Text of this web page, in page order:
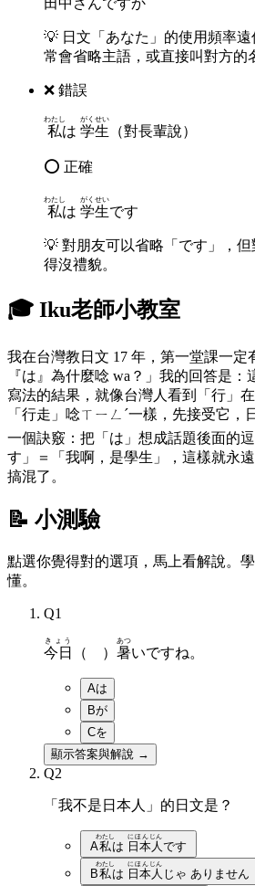
💡 日文「あなた」的使用頻率
常會省略主語，或直接叫對方的
❌ 錯誤
私
わたし
は 学生
がくせい
（對長輩說）
⭕ 正確
私
わたし
は 学生
がくせい
です
💡 對朋友可以省略「です」，
得沒禮貌。
🎓 Iku老師小教室
我在台灣教日文 17 年，第一堂課一定
『は』為什麼唸 wa？」我的回答是
寫法的結果，就像台灣人看到「行」
「行走」唸ㄒㄧㄥˊ一樣，先接受它，日
一個訣竅：把「は」想成話題後面的
す」＝「我啊，是學生」，這樣就永
搞混了。
📝 小測驗
點選你覺得對的選項，馬上看解說。
懂。
Q1
今日
きょう
（ ） 暑
あつ
いですね。
Aは
Bが
Cを
顯示答案與解說 →
Q2
「我不是日本人」的日文是？
A私
わたし
は 日本人
にほんじん
です
B私
わたし
は 日本人
にほんじん
じゃ ありません